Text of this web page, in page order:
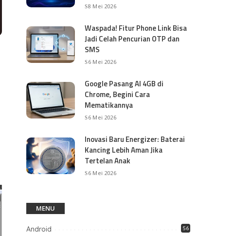
8 Mei 2026
Waspada! Fitur Phone Link Bisa
Jadi Celah Pencurian OTP dan
SMS
6 Mei 2026
Google Pasang AI 4GB di
Chrome, Begini Cara
Mematikannya
6 Mei 2026
Inovasi Baru Energizer: Baterai
Kancing Lebih Aman Jika
Tertelan Anak
6 Mei 2026
MENU
Android 56